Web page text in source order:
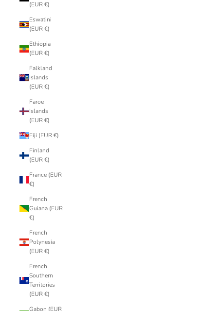
(EUR €)
Eswatini
(EUR €)
Ethiopia
(EUR €)
Falkland
Islands
(EUR €)
Faroe
Islands
(EUR €)
Fiji (EUR €)
Finland
(EUR €)
France (EUR
€)
French
Guiana (EUR
€)
French
Polynesia
(EUR €)
French
Southern
Territories
(EUR €)
Gabon (EUR